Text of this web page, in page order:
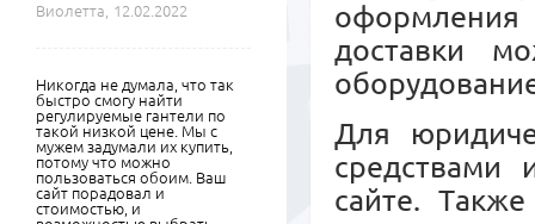
доставки
Для
средствами
сайте.
Виолетта,
12.02.2022
Никогда не думала, что так
быстро смогу найти
регулируемые гантели по
такой низкой цене. Мы с
мужем задумали их купить,
потому что можно
пользоваться обоим. Ваш
сайт порадовал и
стоимостью, и